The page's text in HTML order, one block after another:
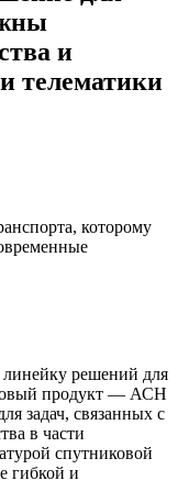
и
телематики
которому
решений для
продукт — АСН
задач, связанных с
в части
спутниковой
гибкой и